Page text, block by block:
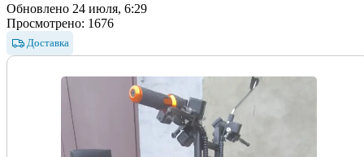
Обновлено 24 июля, 6:29
Просмотрено: 1676
Доставка